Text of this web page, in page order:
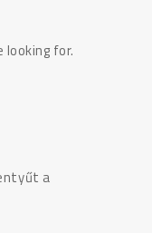
looking for.
a